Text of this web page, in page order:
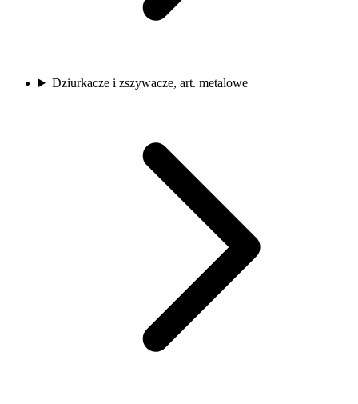
Dziurkacze i zszywacze, art. metalowe